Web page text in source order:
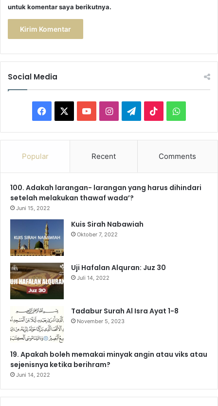
untuk komentar saya berikutnya.
Social Media
a
b
o
o
k
o
u
e
I
n
a
r
m
e
g
a
i
o
W
h
s
Popular Recent Comments
100. Adakah larangan- larangan yang harus dihindari
setelah melakukan thawaf wada’?
Juni 15, 2022
Kuis Sirah Nabawiah
Oktober 7, 2022
Uji Hafalan Alquran: Juz 30
Juli 14, 2022
Tadabur Surah Al Isra Ayat 1-8
November 5, 2023
19. Apakah boleh memakai minyak angin atau viks atau
sejenisnya ketika berihram?
Juni 14, 2022